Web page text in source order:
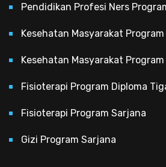
Pendidikan Profesi Ners
Kesehatan Masyarakat
Kesehatan Masyarakat
Fisioterapi Program Diploma
Fisioterapi Program Sarjana
Gizi Program Sarjana